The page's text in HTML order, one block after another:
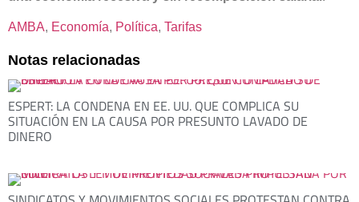
AMBA, Economía, Política, Tarifas
Notas relacionadas
ESPERT: LA CONDENA EN EE. UU. QUE COMPLICA SU
SITUACIÓN EN LA CAUSA POR PRESUNTO LAVADO DE
DINERO